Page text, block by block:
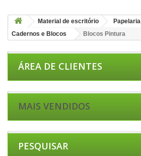
Material de escritório
Papelaria
Cadernos e Blocos
Blocos Pintura
ÁREA DE CLIENTES
MAIS VENDIDOS
PESQUISAR